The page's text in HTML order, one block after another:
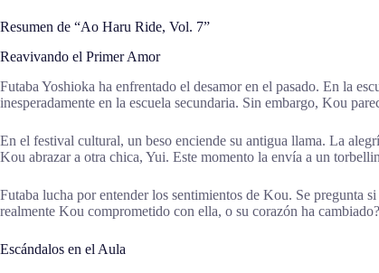
Resumen de “Ao Haru Ride, Vol. 7”
Reavivando el Primer Amor
Futaba Yoshioka ha enfrentado el desamor en el pasado. En la
inesperadamente en la escuela secundaria. Sin embargo, Kou
En el festival cultural, un beso enciende su antigua llama. La
Kou abrazar a otra chica, Yui. Este momento la envía a un
Futaba lucha por entender los sentimientos de Kou. Se pregunta
realmente Kou comprometido con ella, o su corazón ha cambiado?
Escándalos en el Aula